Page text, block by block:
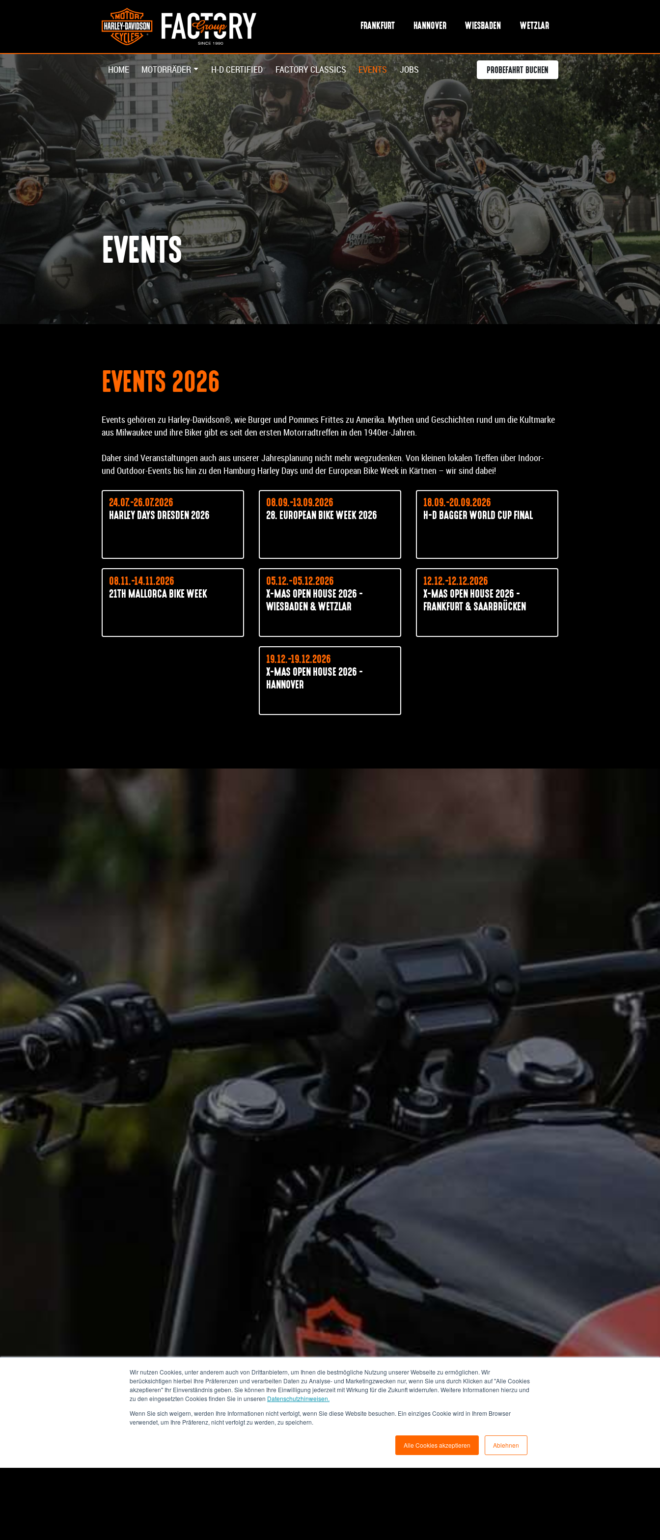
Wir nutzen Cookies, unter anderem auch von Drittanbietern, um Ihnen die bestmögliche Nutzung unserer Webseite zu ermöglichen. Wir
berücksichtigen hierbei Ihre Präferenzen und verarbeiten Daten zu Analyse- und Marketingzwecken nur, wenn Sie uns durch Klicken auf "Alle Cookies
akzeptieren" Ihr Einverständnis geben. Sie können Ihre Einwilligung jederzeit mit Wirkung für die Zukunft widerrufen. Weitere Informationen hierzu und
zu den eingesetzten Cookies finden Sie in unseren Datenschutzhinweisen.
Wenn Sie sich weigern, werden Ihre Informationen nicht verfolgt, wenn Sie diese Website besuchen. Ein einziges Cookie wird in Ihrem Browser
verwendet, um Ihre Präferenz, nicht verfolgt zu werden, zu speichern.
Alle Cookies akzeptieren Ablehnen
FRANKFURT HANNOVER WIESBADEN WETZLAR
HOME MOTORRÄDER H-D CERTIFIED FACTORY CLASSICS EVENTS JOBS PROBEFAHRT BUCHEN
EVENTS
EVENTS 2026
Events gehören zu Harley-Davidson®, wie Burger und Pommes Frittes zu Amerika. Mythen und Geschichten rund um die Kultmarke
aus Milwaukee und ihre Biker gibt es seit den ersten Motorradtreffen in den 1940er-Jahren.
Daher sind Veranstaltungen auch aus unserer Jahresplanung nicht mehr wegzudenken. Von kleinen lokalen Treffen über Indoor-
und Outdoor-Events bis hin zu den Hamburg Harley Days und der European Bike Week in Kärtnen – wir sind dabei!
24.07.-26.07.2026
HARLEY DAYS DRESDEN 2026
08.09.-13.09.2026
28. EUROPEAN BIKE WEEK 2026
18.09.-20.09.2026
H-D BAGGER WORLD CUP FINAL
08.11.-14.11.2026
21TH MALLORCA BIKE WEEK
05.12.-05.12.2026
X-MAS OPEN HOUSE 2026 -
WIESBADEN & WETZLAR
12.12.-12.12.2026
X-MAS OPEN HOUSE 2026 -
FRANKFURT & SAARBRÜCKEN
19.12.-19.12.2026
X-MAS OPEN HOUSE 2026 -
HANNOVER